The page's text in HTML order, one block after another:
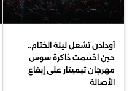
أودادن تشعل ليلة الختام..
حين اختتمت ذاكرة سوس
مهرجان تيميتار على إيقاع
الأصالة